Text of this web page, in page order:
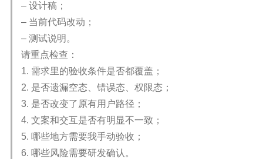
– 设计稿；
– 当前代码改动；
– 测试说明。
请重点检查：
1. 需求里的验收条件是否都覆盖；
2. 是否遗漏空态、错误态、权限态；
3. 是否改变了原有用户路径；
4. 文案和交互是否有明显不一致；
5. 哪些地方需要我手动验收；
6. 哪些风险需要研发确认。